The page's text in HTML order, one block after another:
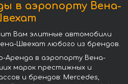
в аэропорту Вена-
Вам элитные автомобили
Швехат любого из брендов.
Аренда в аэропорту Вена-
марок престижных и
и брендов: Mercedes,